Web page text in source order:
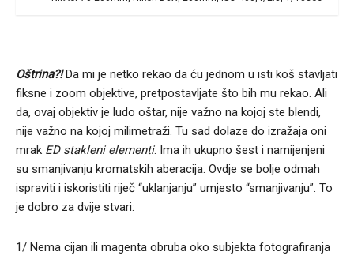
Oštrina?!Da mi je netko rekao da ću jednom u isti koš stavljati
fiksne i zoom objektive, pretpostavljate što bih mu rekao. Ali
da, ovaj objektiv je ludo oštar, nije važno na kojoj ste blendi,
nije važno na kojoj milimetraži. Tu sad dolaze do izražaja oni
mrak ED stakleni elementi. Ima ih ukupno šest i namijenjeni
su smanjivanju kromatskih aberacija. Ovdje se bolje odmah
ispraviti i iskoristiti riječ “uklanjanju” umjesto “smanjivanju”. To
je dobro za dvije stvari:
1/ Nema cijan ili magenta obruba oko subjekta fotografiranja